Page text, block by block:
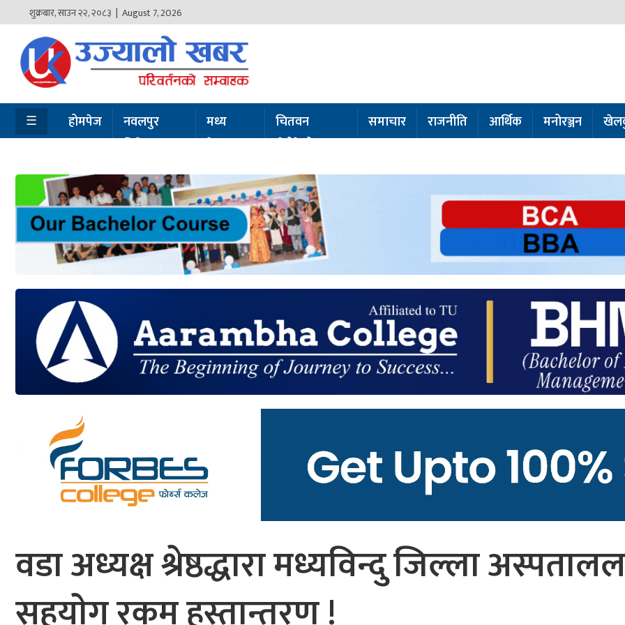
शुक्रबार,साउन२२,२०८३ | August 7, 2026
होमपेज
नवलपुर
विशेष
चितवन
सेरोफेरो
राजनीति
आर्थिक
मनोरञ्जन
युनिकोड
☰ होमपेज
नवलपुर
विशेष
मध्य
नेपाल
चितवन
सेरोफेरो
समाचार राजनीति आर्थिक मनोरञ्जन
वडा अध्यक्ष श्रेष्ठद्धारा मध्यविन्दु जिल्ला